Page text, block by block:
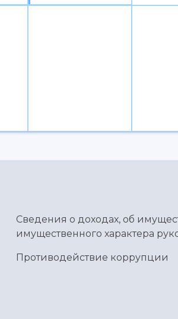
Сведения о доходах, об
имущественного характера
Противодействие коррупции